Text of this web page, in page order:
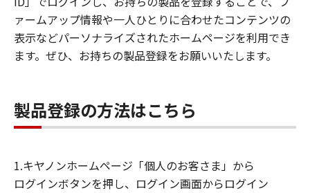
ァームアップ情報や一人ひとりに合わせたコンテンツの
表示などパーソナライズされたホームページを利用でき
ます。ぜひ、お持ちの製品登録をお願いいたします。
製品登録の方法はこちら
1.キヤノンホームページ「個人のお客さま」から
ログインボタンを押し、ログイン画面からログイン